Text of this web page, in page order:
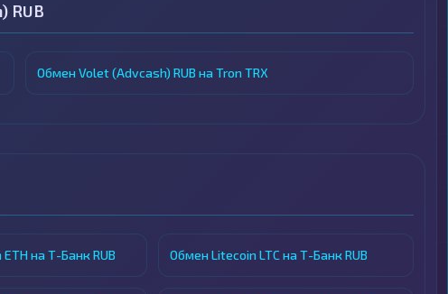
RUB
Обмен Volet (Advcash) RUB на Tron TRX
на Т-Банк RUB Обмен Litecoin LTC на Т-Банк RUB